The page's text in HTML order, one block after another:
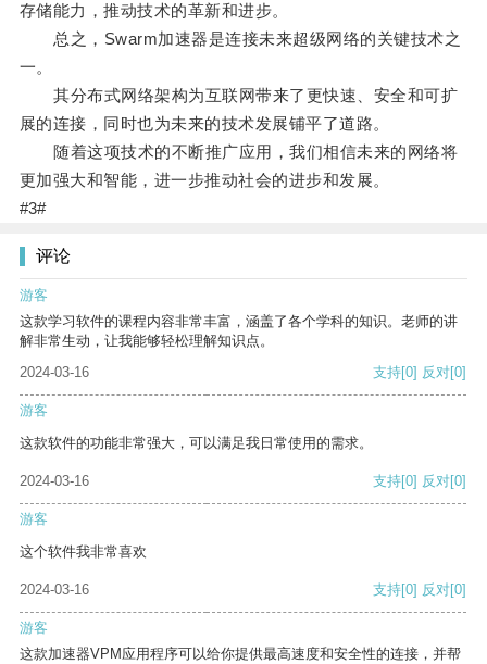
存储能力，推动技术的革新和进步。
总之，Swarm加速器是连接未来超级网络的关键技术之
一。
其分布式网络架构为互联网带来了更快速、安全和可扩
展的连接，同时也为未来的技术发展铺平了道路。
随着这项技术的不断推广应用，我们相信未来的网络将
更加强大和智能，进一步推动社会的进步和发展。
#3#
评论
游客
这款学习软件的课程内容非常丰富，涵盖了各个学科的知识。老师的讲
解非常生动，让我能够轻松理解知识点。
2024-03-16
支持[0] 反对[0]
游客
这款软件的功能非常强大，可以满足我日常使用的需求。
2024-03-16 支持[0] 反对[0]
游客
这个软件我非常喜欢
2024-03-16 支持[0] 反对[0]
游客
这款加速器VPM应用程序可以给你提供最高速度和安全性的连接，并帮